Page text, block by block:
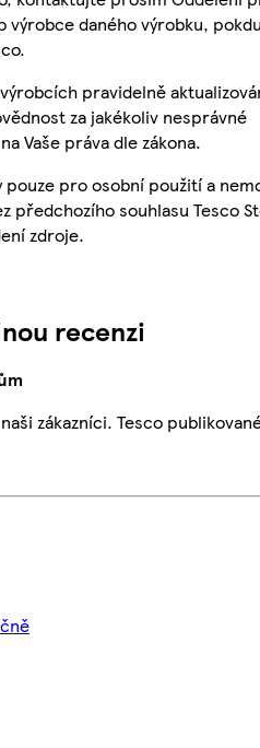
výrobce daného výrobku,
pravidelně
za jakékoliv nesprávné
Vaše práva dle zákona.
pouze pro osobní použití a
předchozího souhlasu Tesco
zdroje.
recenzi
zákazníci. Tesco